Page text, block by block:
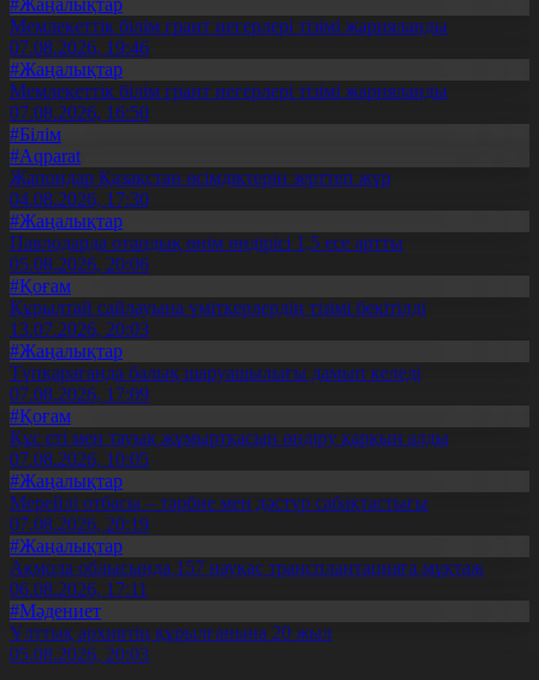
Мемлекеттік білім грант иегерлері тізімі жарияланды
07.08.2026, 19:46
#Жаңалықтар
Мемлекеттік білім грант иегерлері тізімі жарияланды
07.08.2026, 16:50
#Білім
#Aqparat
Жапондар Қазақстан өсімдіктерін зерттеп жүр
04.08.2026, 17:30
#Жаңалықтар
Павлодарда отандық өнім өндірісі 1,5 есе артты
05.08.2026, 20:06
#Қоғам
Құрылтай сайлауына үміткерлердің тізімі бекітілді
13.07.2026, 20:03
#Жаңалықтар
Түпқарағанда балық шаруашылығы дамып келеді
07.08.2026, 17:09
#Қоғам
Құс еті мен тауық жұмыртқасын өндіру қарқын алды
07.08.2026, 10:05
#Жаңалықтар
Мерейлі отбасы – тәрбие мен дәстүр сабақтастығы
07.08.2026, 20:19
#Жаңалықтар
Ақмола облысында 157 науқас трансплантацияға мұқтаж
06.08.2026, 17:11
#Мәдениет
Ұлттық архивтің құрылғанына 20 жыл
05.08.2026, 20:03